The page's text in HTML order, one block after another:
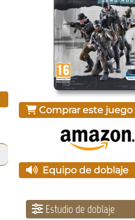
Comprar este juego
Equipo de doblaje
Estudio de doblaje